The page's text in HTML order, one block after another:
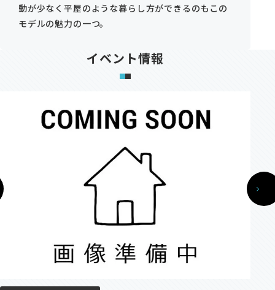
動が少なく平屋のような暮らし方ができるのもこの
モデルの魅力の一つ。
イベント情報